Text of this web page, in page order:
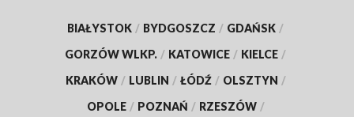
BIAŁYSTOK / BYDGOSZCZ / GDAŃSK /
GORZÓW WLKP. / KATOWICE / KIELCE /
KRAKÓW / LUBLIN / ŁÓDŹ / OLSZTYN /
OPOLE / POZNAŃ / RZESZÓW /